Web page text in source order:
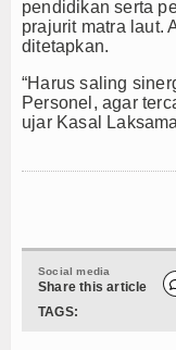
pendidikan serta
prajurit matra laut.
ditetapkan.
“Harus saling
Personel, agar
ujar Kasal
Social media
Share this article
TAGS: